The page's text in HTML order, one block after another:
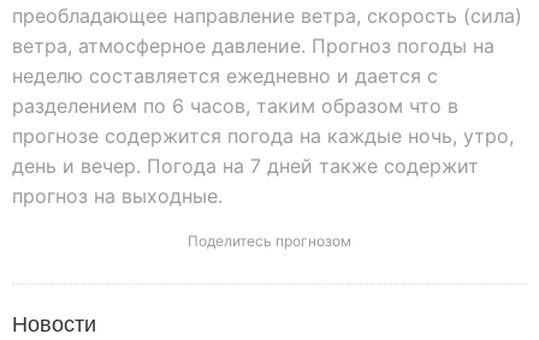
преобладающее направление ветра, скорость (сила)
ветра, атмосферное давление. Прогноз погоды на
неделю составляется ежедневно и дается с
разделением по 6 часов, таким образом что в
прогнозе содержится погода на каждые ночь, утро,
день и вечер. Погода на 7 дней также содержит
прогноз на выходные.
Поделитесь прогнозом
Новости